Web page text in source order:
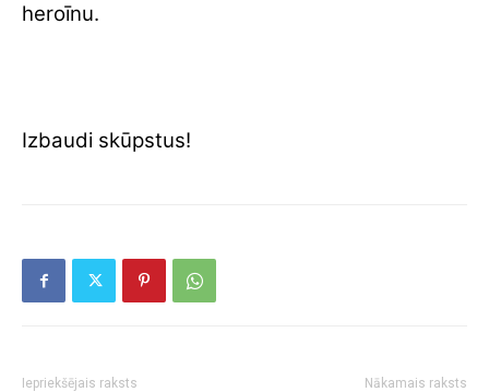
heroīnu.
Izbaudi skūpstus!
Iepriekšējais raksts Nākamais raksts